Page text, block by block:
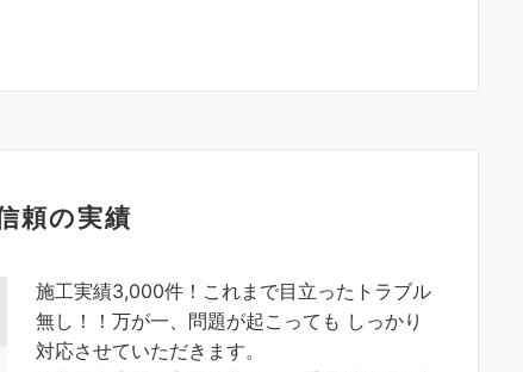
頼の実績
施工実績3,000件！これまで目立ったトラブル
無し！！万が一、問題が起こっても しっかり
対応させていただきます。